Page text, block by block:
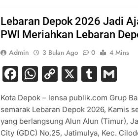
Lebaran Depok 2026 Jadi
PWI Meriahkan Lebaran
Admin 3 Bulan Ago 0 4 Mins
Facebook
WhatsApp
Copy
X
Kota Depok – lensa publik.com Grup
semarak Lebaran Depok 2026, Kamis
yang berlangsung Alun Alun (Timur),
City (GDC) No.25, Jatimulya, Kec.